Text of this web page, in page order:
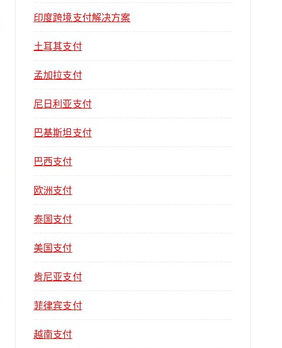
印度跨境支付解决方案
土耳其支付
孟加拉支付
尼日利亚支付
巴基斯坦支付
巴西支付
欧洲支付
泰国支付
美国支付
肯尼亚支付
菲律宾支付
越南支付